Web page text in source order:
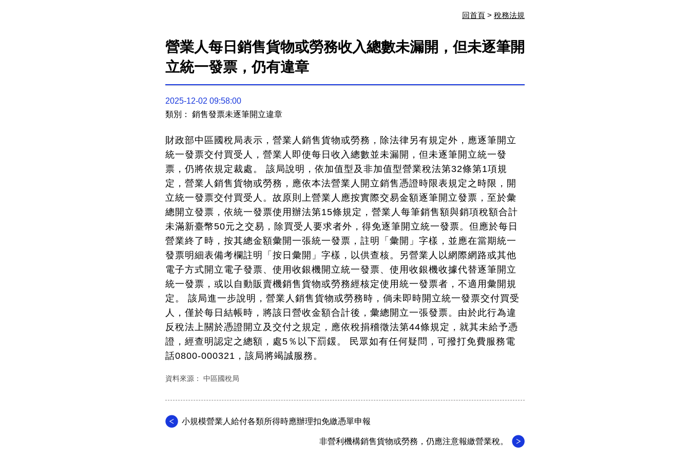
回首頁 > 稅務法規
營業人每日銷售貨物或勞務收入總數未漏開，但未逐筆開
立統一發票，仍有違章
2025-12-02 09:58:00
類別： 銷售發票未逐筆開立違章
財政部中區國稅局表示，營業人銷售貨物或勞務，除法律另有規定外，應逐筆開立
統一發票交付買受人，營業人即使每日收入總數並未漏開，但未逐筆開立統一發
票，仍將依規定裁處。 該局說明，依加值型及非加值型營業稅法第32條第1項規
定，營業人銷售貨物或勞務，應依本法營業人開立銷售憑證時限表規定之時限，開
立統一發票交付買受人。故原則上營業人應按實際交易金額逐筆開立發票，至於彙
總開立發票，依統一發票使用辦法第15條規定，營業人每筆銷售額與銷項稅額合計
未滿新臺幣50元之交易，除買受人要求者外，得免逐筆開立統一發票。但應於每日
營業終了時，按其總金額彙開一張統一發票，註明「彙開」字樣，並應在當期統一
發票明細表備考欄註明「按日彙開」字樣，以供查核。另營業人以網際網路或其他
電子方式開立電子發票、使用收銀機開立統一發票、使用收銀機收據代替逐筆開立
統一發票，或以自動販賣機銷售貨物或勞務經核定使用統一發票者，不適用彙開規
定。 該局進一步說明，營業人銷售貨物或勞務時，倘未即時開立統一發票交付買受
人，僅於每日結帳時，將該日營收金額合計後，彙總開立一張發票。由於此行為違
反稅法上關於憑證開立及交付之規定，應依稅捐稽徵法第44條規定，就其未給予憑
證，經查明認定之總額，處5％以下罰鍰。 民眾如有任何疑問，可撥打免費服務電
話0800-000321，該局將竭誠服務。
資料來源： 中區國稅局
小規模營業人給付各類所得時應辦理扣免繳憑單申報
非營利機構銷售貨物或勞務，仍應注意報繳營業稅。